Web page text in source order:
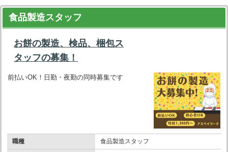
食品製造スタッフ
お餅の製造、検品、梱包ス
タッフの募集！
前払いOK！日勤・夜勤の同時募集です
職種 食品製造スタッフ